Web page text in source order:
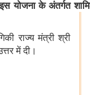
योजना के अंतर्गत
राज्य मंत्री श्री
में दी।